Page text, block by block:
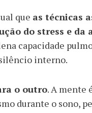
que as técnicas
do stress e da
capacidade
interno.
o outro. A mente
durante o sono,